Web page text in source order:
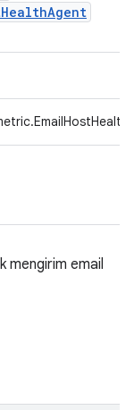
mengirim email